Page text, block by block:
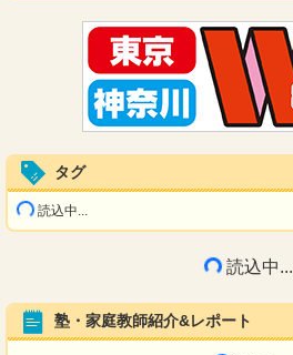
タグ
読込中...
読込中...
塾・家庭教師紹介&レポート